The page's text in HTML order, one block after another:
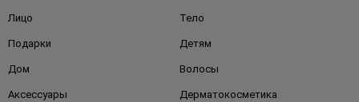
Лицо Тело
Подарки Детям
Дом Волосы
Аксессуары Дерматокосметика